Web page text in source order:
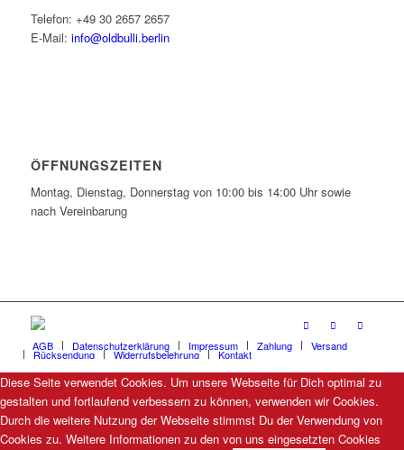
Telefon: +49 30 2657 2657
E-Mail: info@oldbulli.berlin
ÖFFNUNGSZEITEN
Montag, Dienstag, Donnerstag von 10:00 bis 14:00 Uhr sowie
nach Vereinbarung
AGB Datenschutzerklärung Impressum Zahlung Versand
Rücksendung Widerrufsbelehrung Kontakt
Diese Seite verwendet Cookies. Um unsere Webseite für Dich optimal zu
gestalten und fortlaufend verbessern zu können, verwenden wir Cookies.
Durch die weitere Nutzung der Webseite stimmst Du der Verwendung von
Cookies zu. Weitere Informationen zu den von uns eingesetzten Cookies